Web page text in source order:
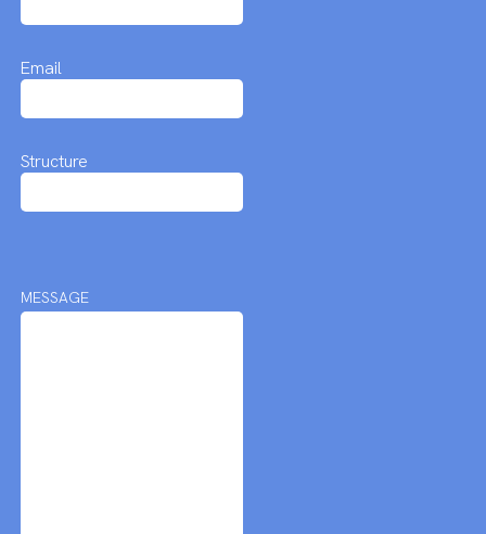
Email
Structure
MESSAGE